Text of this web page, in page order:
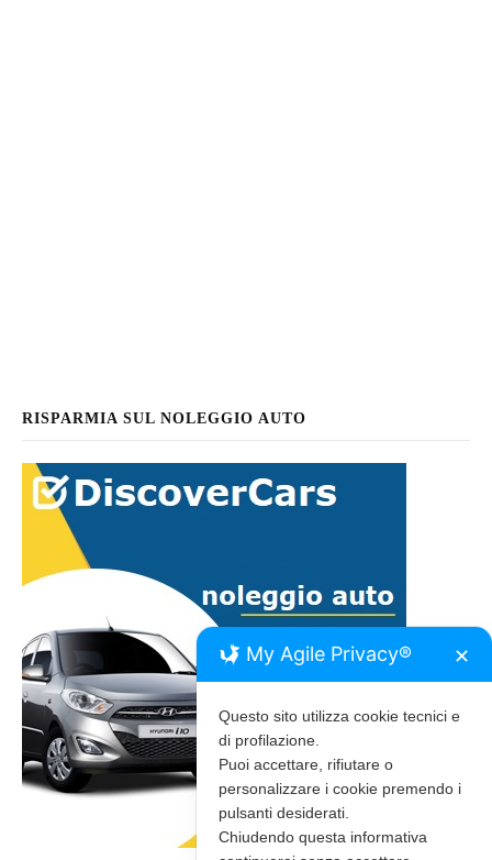
RISPARMIA SUL NOLEGGIO AUTO
My Agile Privacy® ✕
Questo sito utilizza cookie tecnici e
di profilazione.
Puoi accettare, rifiutare o
personalizzare i cookie premendo i
pulsanti desiderati.
Chiudendo questa informativa